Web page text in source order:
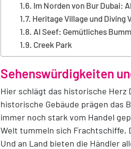
Im Norden von Bur Dubai:
Heritage Village und Diving
Al Seef: Gemütliches
Creek Park
Sehenswürdigkeiten
Hier schlägt das historische Herz
historische Gebäude prägen das
immer noch stark vom Handel
Welt tummeln sich Frachtschiffe,
Und an Land bieten die Händler